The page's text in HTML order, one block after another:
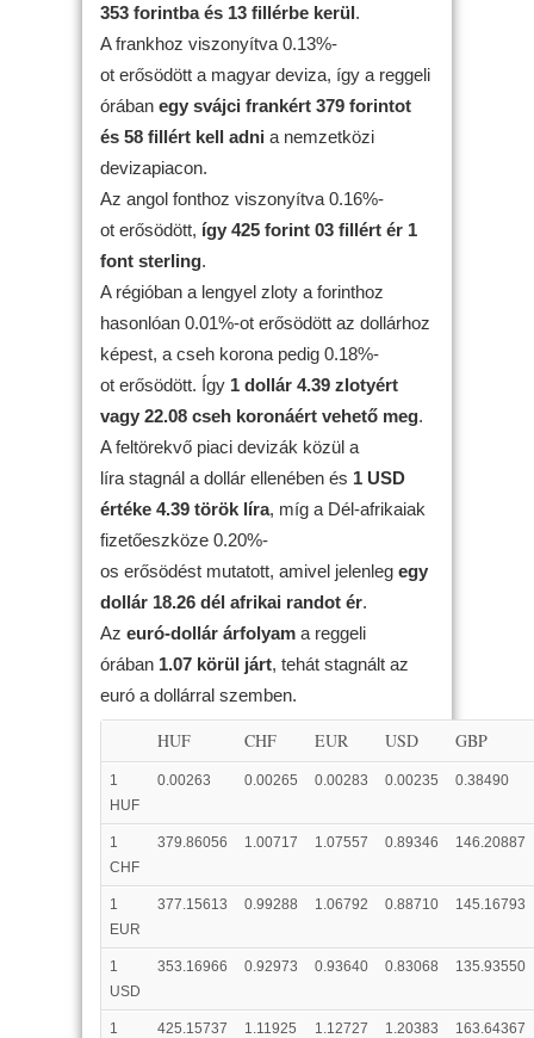
353 forintba és 13 fillérbe kerül.
A frankhoz viszonyítva 0.13%-
ot erősödött a magyar deviza, így a reggeli
órában egy svájci frankért 379 forintot
és 58 fillért kell adni a nemzetközi
devizapiacon.
Az angol fonthoz viszonyítva 0.16%-
ot erősödött, így 425 forint 03 fillért ér 1
font sterling.
A régióban a lengyel zloty a forinthoz
hasonlóan 0.01%-ot erősödött az dollárhoz
képest, a cseh korona pedig 0.18%-
ot erősödött. Így 1 dollár 4.39 zlotyért
vagy 22.08 cseh koronáért vehető meg.
A feltörekvő piaci devizák közül a
líra stagnál a dollár ellenében és 1 USD
értéke 4.39 török líra, míg a Dél-afrikaiak
fizetőeszköze 0.20%-
os erősödést mutatott, amivel jelenleg egy
dollár 18.26 dél afrikai randot ér.
Az euró-dollár árfolyam a reggeli
órában 1.07 körül járt, tehát stagnált az
euró a dollárral szemben.
HUF CHF EUR USD GBP
1
HUF
0.00263 0.00265 0.00283 0.00235 0.38490
1
CHF
379.86056 1.00717 1.07557 0.89346 146.20887
1
EUR
377.15613 0.99288 1.06792 0.88710 145.16793
1
USD
353.16966 0.92973 0.93640 0.83068 135.93550
1
425.15737 1.11925 1.12727 1.20383 163.64367